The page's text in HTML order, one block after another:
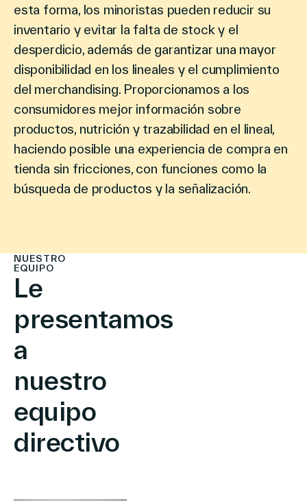
esta forma, los minoristas pueden reducir su
inventario y evitar la falta de stock y el
desperdicio, además de garantizar una mayor
disponibilidad en los lineales y el cumplimiento
del merchandising. Proporcionamos a los
consumidores mejor información sobre
productos, nutrición y trazabilidad en el lineal,
haciendo posible una experiencia de compra en
tienda sin fricciones, con funciones como la
búsqueda de productos y la señalización.
NUESTRO
EQUIPO
Le
presentamos
a
nuestro
equipo
directivo